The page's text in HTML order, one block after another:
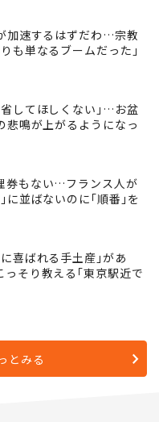
加速するはずだわ…宗教
も単なるブームだった｣
してほしくない｣…お盆
悲鳴が上がるようになっ
券もない…フランス人が
に並ばないのに｢順番｣を
喜ばれる手土産｣があ
そり教える｢東京駅近で
とみる